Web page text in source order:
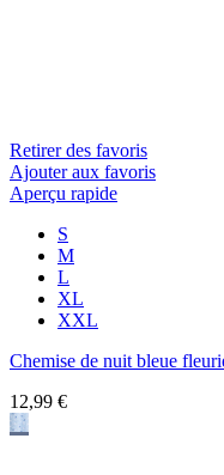
Retirer des favoris
Ajouter aux favoris
Aperçu rapide
S
M
L
XL
XXL
Chemise de nuit bleue
12,99 €